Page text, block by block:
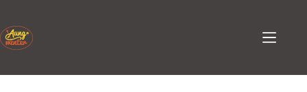
contenuto